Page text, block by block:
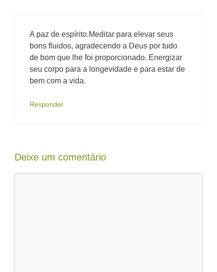
A paz de espírito.Meditar para elevar seus
bons fluidos, agradecendo a Deus por tudo
de bom que lhe foi proporcionado. Energizar
seu corpo para a longevidade e para estar de
bem com a vida.
Responder
Deixe um comentário